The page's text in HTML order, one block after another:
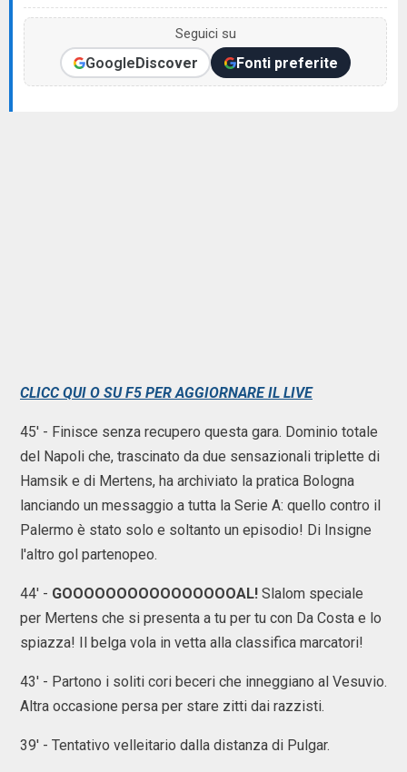
Seguici su
GoogleDiscover Fonti preferite
CLICC QUI O SU F5 PER AGGIORNARE IL LIVE
45' - Finisce senza recupero questa gara. Dominio totale
del Napoli che, trascinato da due sensazionali triplette di
Hamsik e di Mertens, ha archiviato la pratica Bologna
lanciando un messaggio a tutta la Serie A: quello contro il
Palermo è stato solo e soltanto un episodio! Di Insigne
l'altro gol partenopeo.
44' - GOOOOOOOOOOOOOOOOAL! Slalom speciale
per Mertens che si presenta a tu per tu con Da Costa e lo
spiazza! Il belga vola in vetta alla classifica marcatori!
43' - Partono i soliti cori beceri che inneggiano al Vesuvio.
Altra occasione persa per stare zitti dai razzisti.
39' - Tentativo velleitario dalla distanza di Pulgar.